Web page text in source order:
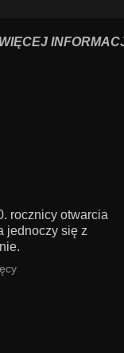
WIĘCEJ
rocznicy otwarcia
jednoczy się z